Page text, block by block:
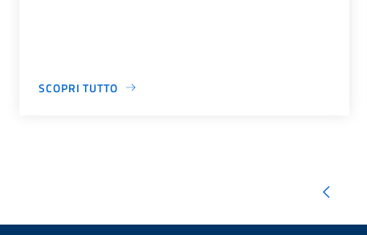
SCOPRI TUTTO